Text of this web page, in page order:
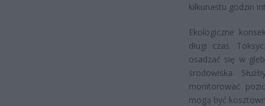
kilkunastu godzin
Ekologiczne
długi czas.
osadzać się w
środowiska.
monitorować
mogą być